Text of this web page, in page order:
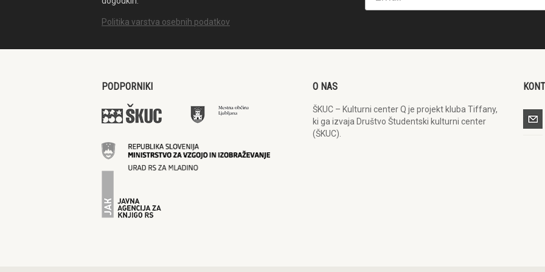
Politika varstva osebnih podatkov
PODPORNIKI O NAS
ŠKUC – Kulturni center Q je projekt kluba Tiffany,
ki ga izvaja Društvo Študentski kulturni center
(ŠKUC).